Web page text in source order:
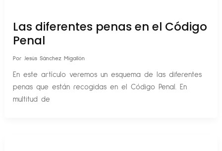
Las diferentes penas en el Código
Penal
Por Jesús Sánchez Migallón
En este artículo veremos un esquema de las diferentes
penas que están recogidas en el Código Penal. En
multitud de